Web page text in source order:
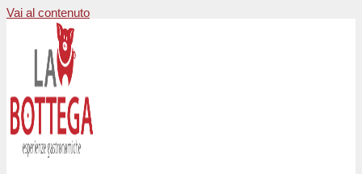
Vai al contenuto